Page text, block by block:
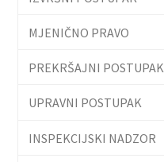
MJENIČNO PRAVO
PREKRŠAJNI POSTUPAK
UPRAVNI POSTUPAK
INSPEKCIJSKI NADZOR